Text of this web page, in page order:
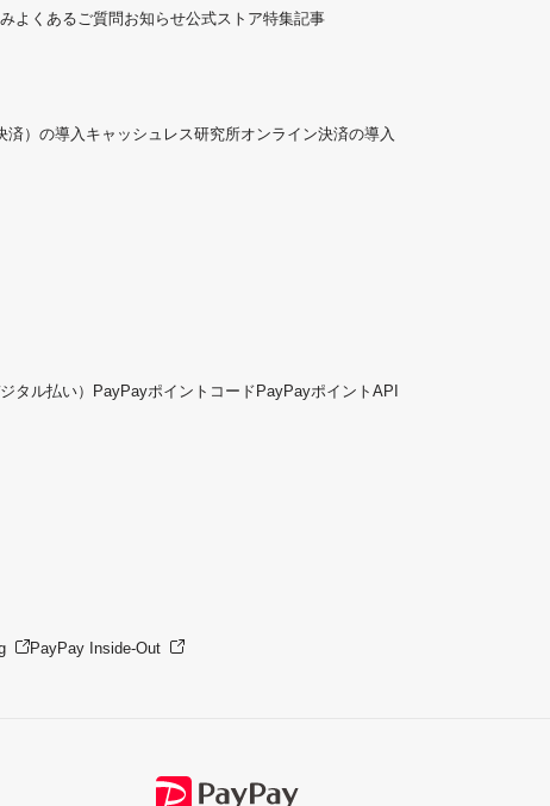
よくあるご質問お知らせ公式ストア特集記事
済）の導入 キャッシュレス研究所オンライン決済の導入
タル払い） PayPayポイントコード PayPayポイントAPI
PayPay Inside-Out